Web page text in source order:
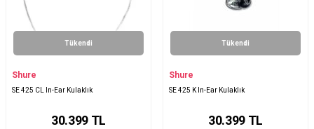
Tükendi
Shure
SE 425 CL In-Ear Kulaklık
30.399TL
Tükendi
Shure
SE 425 K In-Ear Kulaklık
30.399TL